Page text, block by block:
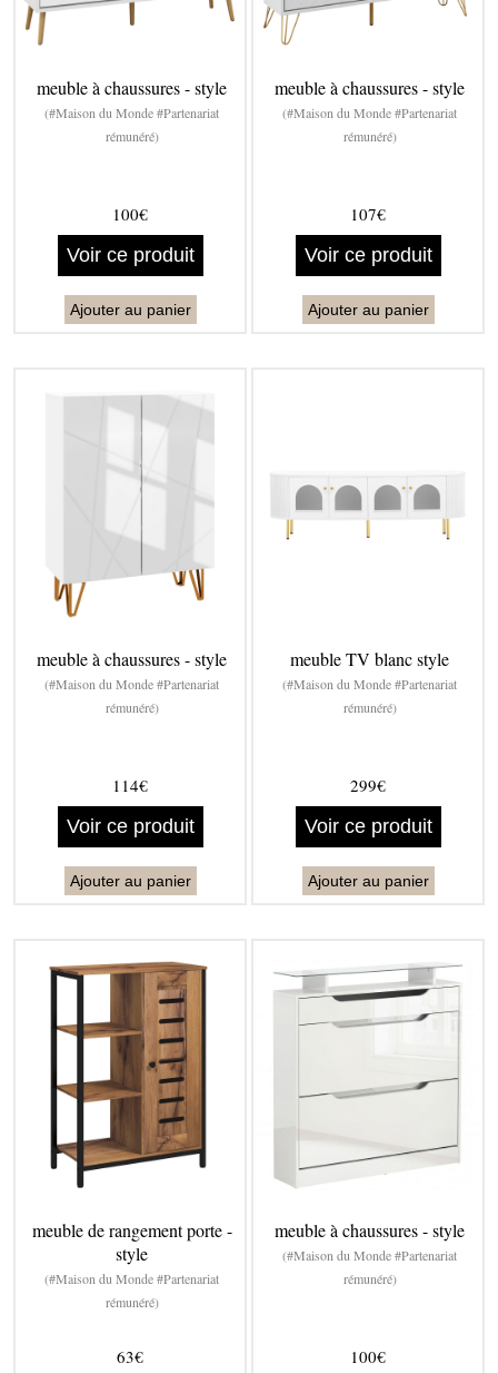
meuble à chaussures - style
(#Maison du Monde #Partenariat
rémunéré)
100€
Voir ce produit
Ajouter au panier
meuble à chaussures - style
(#Maison du Monde #Partenariat
rémunéré)
107€
Voir ce produit
Ajouter au panier
meuble à chaussures - style
(#Maison du Monde #Partenariat
rémunéré)
114€
Voir ce produit
Ajouter au panier
meuble TV blanc style
(#Maison du Monde #Partenariat
rémunéré)
299€
Voir ce produit
Ajouter au panier
meuble de rangement porte -
style
(#Maison du Monde #Partenariat
rémunéré)
63€
meuble à chaussures - style
(#Maison du Monde #Partenariat
rémunéré)
100€